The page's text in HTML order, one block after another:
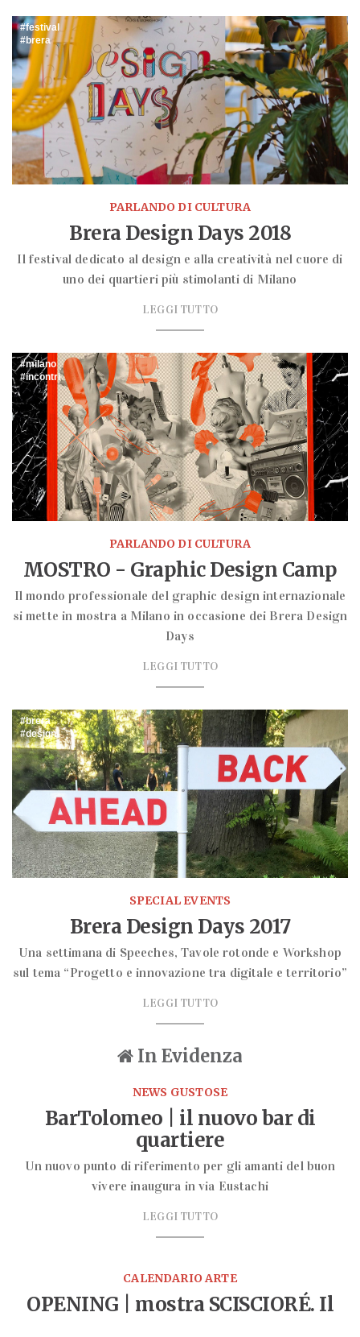
festival
brera
PARLANDO DI CULTURA
Brera Design Days 2018
Il festival dedicato al design e alla creatività nel cuore di
uno dei quartieri più stimolanti di Milano
LEGGI TUTTO
milano
incontri
PARLANDO DI CULTURA
MOSTRO - Graphic Design Camp
Il mondo professionale del graphic design internazionale
si mette in mostra a Milano in occasione dei Brera Design
Days
LEGGI TUTTO
brera
design
SPECIAL EVENTS
Brera Design Days 2017
Una settimana di Speeches, Tavole rotonde e Workshop
sul tema “Progetto e innovazione tra digitale e territorio”
LEGGI TUTTO
In Evidenza
NEWS GUSTOSE
BarTolomeo | il nuovo bar di
quartiere
Un nuovo punto di riferimento per gli amanti del buon
vivere inaugura in via Eustachi
LEGGI TUTTO
CALENDARIO ARTE
OPENING | mostra SCISCIORÉ. Il